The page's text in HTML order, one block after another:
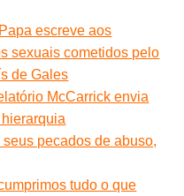
escreve aos
sexuais cometidos pelo
de Gales
McCarrick envia
pecados de abuso,
tudo o que